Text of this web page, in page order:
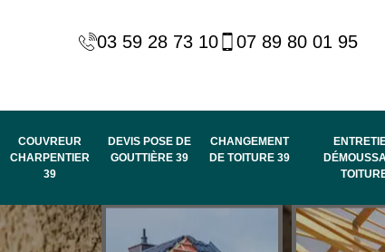
03 59 28 73 10 07 89 80 01 95
COUVREUR
CHARPENTIER
39
DEVIS POSE DE
GOUTTIÈRE 39
CHANGEMENT
DE TOITURE 39